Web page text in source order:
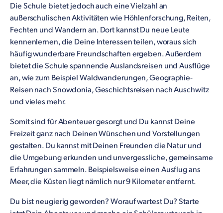
Die Schule bietet jedoch auch eine Vielzahl an
außerschulischen Aktivitäten wie Höhlenforschung, Reiten,
Fechten und Wandern an. Dort kannst Du neue Leute
kennenlernen, die Deine Interessen teilen, woraus sich
häufig wunderbare Freundschaften ergeben. Außerdem
bietet die Schule spannende Auslandsreisen und Ausflüge
an, wie zum Beispiel Waldwanderungen, Geographie-
Reisen nach Snowdonia, Geschichtsreisen nach Auschwitz
und vieles mehr.
Somit sind für Abenteuer gesorgt und Du kannst Deine
Freizeit ganz nach Deinen Wünschen und Vorstellungen
gestalten. Du kannst mit Deinen Freunden die Natur und
die Umgebung erkunden und unvergessliche, gemeinsame
Erfahrungen sammeln. Beispielsweise einen Ausflug ans
Meer, die Küsten liegt nämlich nur 9 Kilometer entfernt.
Du bist neugierig geworden? Worauf wartest Du? Starte